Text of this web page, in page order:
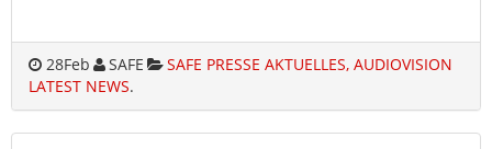
28Feb SAFE
SAFE PRESSE AKTUELLES, AUDIOVISION
LATEST NEWS.